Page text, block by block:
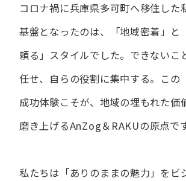
コロナ禍に​兵庫県多可町へ​移住した​
基盤となったのは、
「地域密着」と​
頼る」スタイルでした。 できない​こ
任せ、​自らの​役割に​集中する。 この​
成功体験こそが、​地域の​埋もれた​価
磨き上げる​AnZog＆RAKUの​原点です
私たちは​「ありの​ままの​魅力」を​ビ